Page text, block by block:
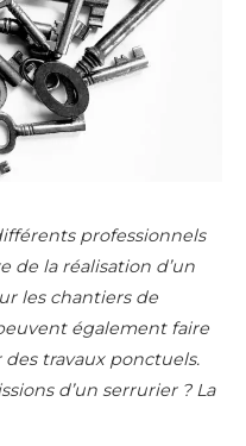
professionnels
de la réalisation d’un
les chantiers de
également faire
travaux ponctuels.
d’un serrurier ? La